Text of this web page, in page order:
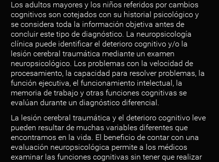
Los adultos mayores y los niños referidos por cambios
cognitivos son cotejados con su historial psicológico y
se considera toda la información objetiva antes de
concluir este tipo de diagnóstico. La neuropsicología
clínica puede identificar el deterioro cognitivo y/o la
lesión cerebral traumática mediante un examen
neuropsicológico. Los problemas con la velocidad de
procesamiento, la capacidad para resolver problemas, la
función ejecutiva, el funcionamiento intelectual, la
memoria de trabajo y otras funciones cognitivas se
evalúan durante un diagnóstico diferencial.
La lesión cerebral traumática y el deterioro cognitivo leve
pueden resultar de muchas variables diferentes que
encontramos en la vida. El beneficio de contar con una
evaluación neuropsicológica permite a los médicos
examinar las funciones cognitivas sin tener que realizar